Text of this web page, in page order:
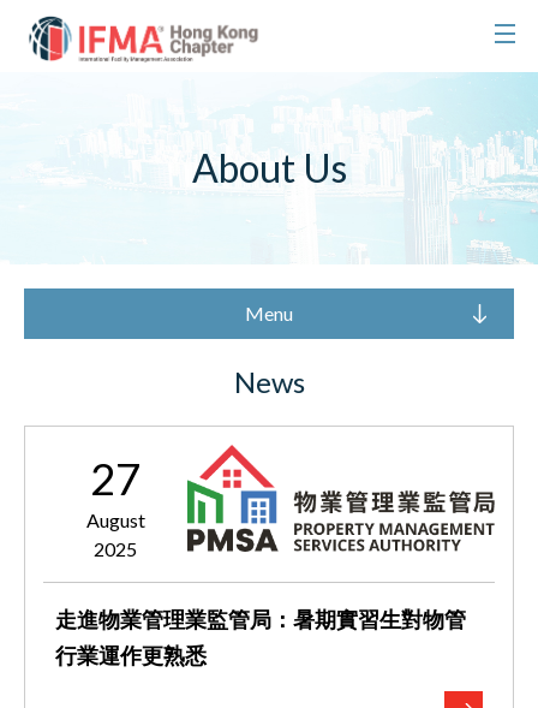
About Us
Menu
News
27
August
2025
走進物業管理業監管局：暑期實習生對物管
行業運作更熟悉